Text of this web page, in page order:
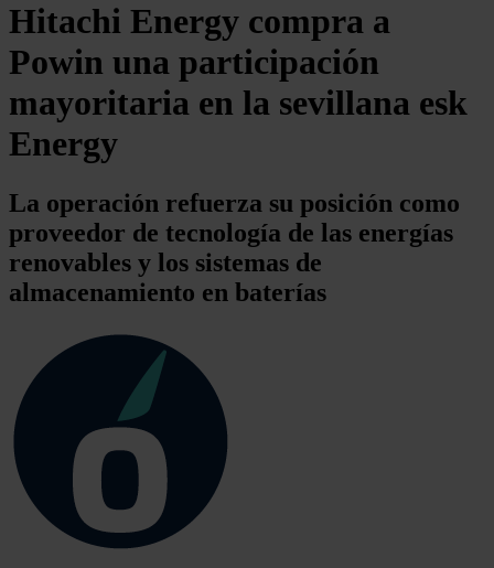
Hitachi Energy compra a
Powin una participación
mayoritaria en la sevillana esk
Energy
La operación refuerza su posición como
proveedor de tecnología de las energías
renovables y los sistemas de
almacenamiento en baterías